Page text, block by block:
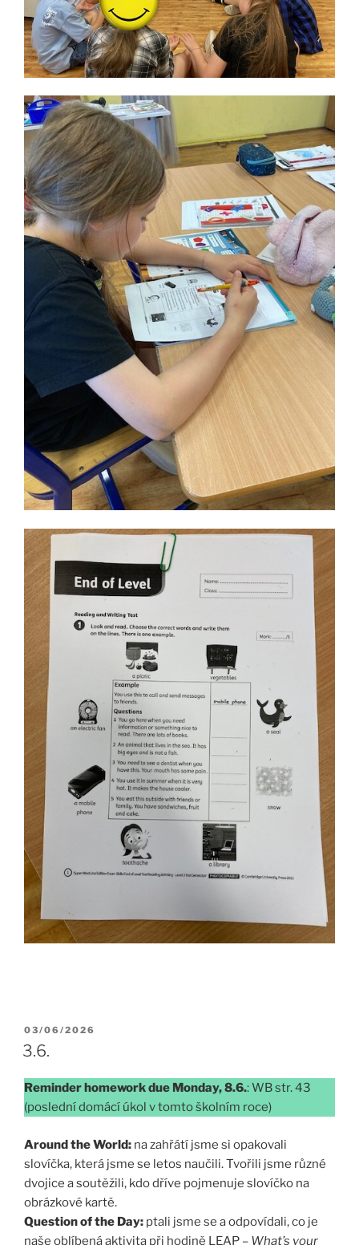
PUBLIKOVÁNO
03/06/2026
3.6.
Reminder homework due Monday, 8.6.: WB str. 43
(poslední domácí úkol v tomto školním roce)
Around the World: na zahřátí jsme si opakovali
slovíčka, která jsme se letos naučili. Tvořili jsme různé
dvojice a soutěžili, kdo dříve pojmenuje slovíčko na
obrázkové kartě.
Question of the Day: ptali jsme se a odpovídali, co je
naše oblíbená aktivita při hodině LEAP – What’s your